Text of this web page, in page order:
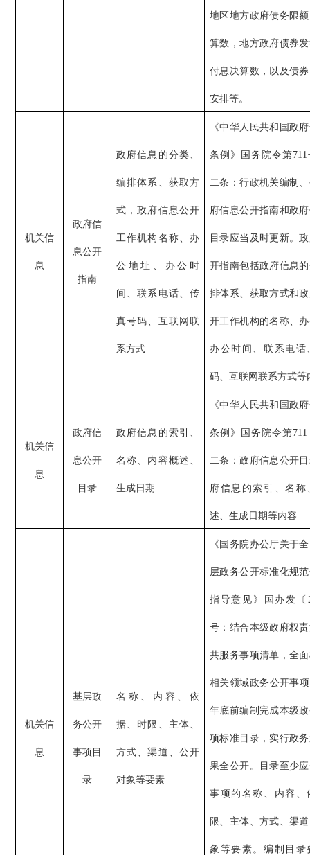
地区地方政府债务限
算数，地方政府债券
付息决算数，以及债
安排等。
机关信
息
政府信
息公开
指南
政府信息的分类、
编排体系、获取方
式，政府信息公开
工作机构名称、办
公地址、办公时
间、联系电话、传
真号码、互联网联
系方式
《中华人民共和国政
条例》国务院令第
二条：行政机关编制
府信息公开指南和政
目录应当及时更新。
开指南包括政府信息
排体系、获取方式和
开工作机构的名称、
办公时间、联系电话
码、互联网联系方式等
机关信
息
政府信
息公开
目录
政府信息的索引、
名称、内容概述、
生成日期
《中华人民共和国政
条例》国务院令第
二条：政府信息公开
府信息的索引、名称
述、生成日期等内容
机关信
息
基层政
务公开
事项目
录
名称、内容、依
据、时限、主体、
方式、渠道、公开
对象等要素
《国务院办公厅关于
层政务公开标准化规
指导意见》国办发 〔
号：结合本级政府权
共服务事项清单，全
相关领域政务公开事项
年底前编制完成本级
项标准目录，实行政
果全公开。目录至少
事项的名称、内容、
限、主体、方式、渠
象等要素。编制目录